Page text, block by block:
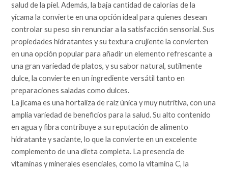
salud de la piel. Además, la baja cantidad de calorías de la
yícama la convierte en una opción ideal para quienes desean
controlar su peso sin renunciar a la satisfacción sensorial. Sus
propiedades hidratantes y su textura crujiente la convierten
en una opción popular para añadir un elemento refrescante a
una gran variedad de platos, y su sabor natural, sutilmente
dulce, la convierte en un ingrediente versátil tanto en
preparaciones saladas como dulces.
La jícama es una hortaliza de raíz única y muy nutritiva, con una
amplia variedad de beneficios para la salud. Su alto contenido
en agua y fibra contribuye a su reputación de alimento
hidratante y saciante, lo que la convierte en un excelente
complemento de una dieta completa. La presencia de
vitaminas y minerales esenciales, como la vitamina C, la